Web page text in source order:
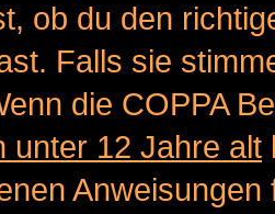
ob du den
Falls sie
die COPPA
unter 12 Jahre alt